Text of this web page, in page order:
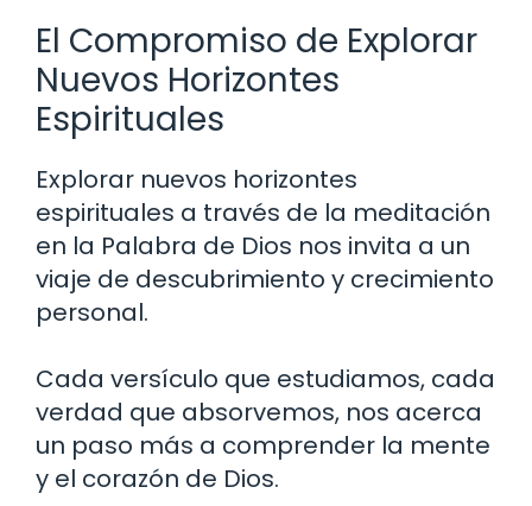
El Compromiso de Explorar
Nuevos Horizontes
Espirituales
Explorar nuevos horizontes
espirituales a través de la meditación
en la Palabra de Dios nos invita a un
viaje de descubrimiento y crecimiento
personal.
Cada versículo que estudiamos, cada
verdad que absorvemos, nos acerca
un paso más a comprender la mente
y el corazón de Dios.